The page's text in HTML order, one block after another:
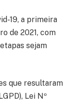
19, a primeira
de 2021, com
sejam
que resultaram
Lei Nº